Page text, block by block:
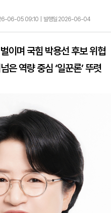
06-05 09:10 | 발행일 2026-06-04
이며 국힘 박용선 후보 위협
은 역량 중심 ‘일꾼론’ 뚜렷